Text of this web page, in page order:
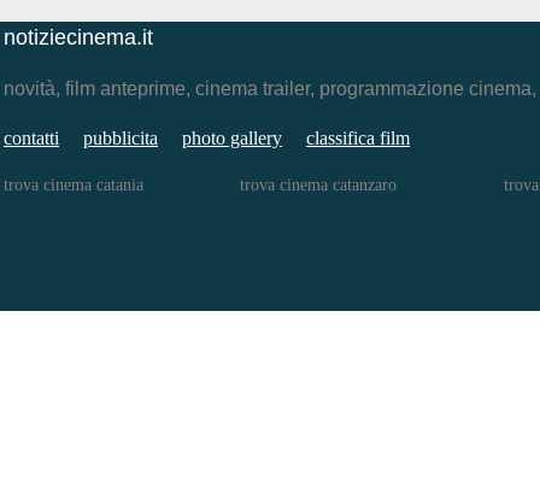
notiziecinema.it
novità, film anteprime, cinema trailer, programmazione
contatti pubblicita photo gallery classifica film
trova cinema catania trova cinema catanzaro